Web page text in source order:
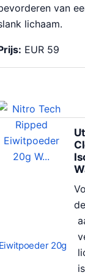
van
lichaam.
EUR 59
20g